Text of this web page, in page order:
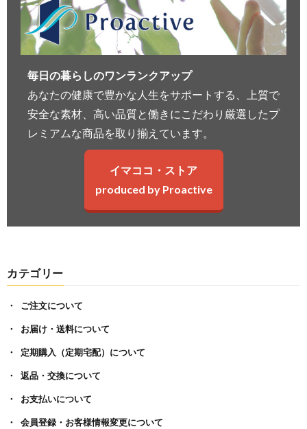
毎日の暮らしのワンランクアップ
あなたの健康で豊かな人生をサポートする、上質で
安全な素材、高い品質と働きにこだわり厳選したプ
レミアムな商品を取り揃えています。
イマココ・ストア
produced by Proactive
カテゴリー
ご注文について
お届け・送料について
定期購入（定期宅配）について
返品・交換について
お支払いについて
会員登録・お客様情報変更について